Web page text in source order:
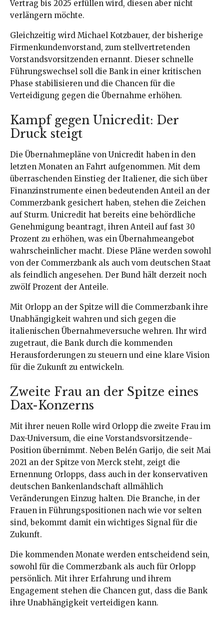
Vertrag bis 2025 erfüllen wird, diesen aber nicht
verlängern möchte.
Gleichzeitig wird Michael Kotzbauer, der bisherige
Firmenkundenvorstand, zum stellvertretenden
Vorstandsvorsitzenden ernannt. Dieser schnelle
Führungswechsel soll die Bank in einer kritischen
Phase stabilisieren und die Chancen für die
Verteidigung gegen die Übernahme erhöhen.
Kampf gegen Unicredit: Der
Druck steigt
Die Übernahmepläne von Unicredit haben in den
letzten Monaten an Fahrt aufgenommen. Mit dem
überraschenden Einstieg der Italiener, die sich über
Finanzinstrumente einen bedeutenden Anteil an der
Commerzbank gesichert haben, stehen die Zeichen
auf Sturm. Unicredit hat bereits eine behördliche
Genehmigung beantragt, ihren Anteil auf fast 30
Prozent zu erhöhen, was ein Übernahmeangebot
wahrscheinlicher macht. Diese Pläne werden sowohl
von der Commerzbank als auch vom deutschen Staat
als feindlich angesehen. Der Bund hält derzeit noch
zwölf Prozent der Anteile.
Mit Orlopp an der Spitze will die Commerzbank ihre
Unabhängigkeit wahren und sich gegen die
italienischen Übernahmeversuche wehren. Ihr wird
zugetraut, die Bank durch die kommenden
Herausforderungen zu steuern und eine klare Vision
für die Zukunft zu entwickeln.
Zweite Frau an der Spitze eines
Dax-Konzerns
Mit ihrer neuen Rolle wird Orlopp die zweite Frau im
Dax-Universum, die eine Vorstandsvorsitzende-
Position übernimmt. Neben Belén Garijo, die seit Mai
2021 an der Spitze von Merck steht, zeigt die
Ernennung Orlopps, dass auch in der konservativen
deutschen Bankenlandschaft allmählich
Veränderungen Einzug halten. Die Branche, in der
Frauen in Führungspositionen nach wie vor selten
sind, bekommt damit ein wichtiges Signal für die
Zukunft.
Die kommenden Monate werden entscheidend sein,
sowohl für die Commerzbank als auch für Orlopp
persönlich. Mit ihrer Erfahrung und ihrem
Engagement stehen die Chancen gut, dass die Bank
ihre Unabhängigkeit verteidigen kann.